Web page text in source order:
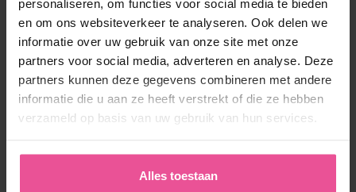
personaliseren, om functies voor social media te bieden
en om ons websiteverkeer te analyseren. Ook delen we
informatie over uw gebruik van onze site met onze
partners voor social media, adverteren en analyse. Deze
partners kunnen deze gegevens combineren met andere
informatie die u aan ze heeft verstrekt of die ze hebben
verzameld op basis van uw gebruik van hun services.
Alles toestaan